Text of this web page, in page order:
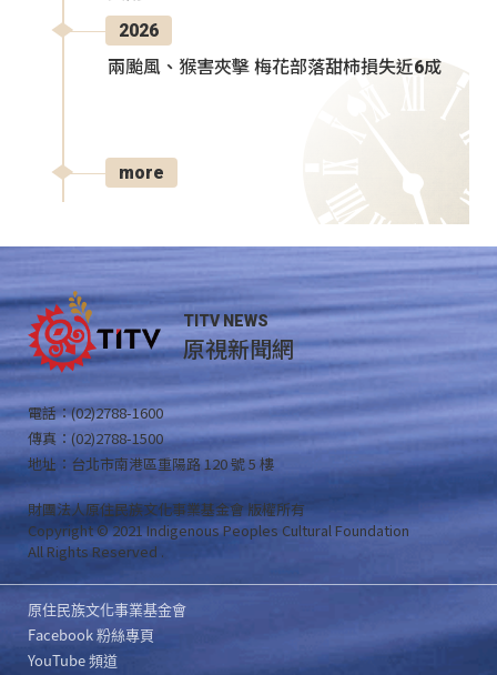
2026
兩颱風、猴害夾擊 梅花部落甜柿損失近6成
more
TITV NEWS
原視新聞網
電話：(02)2788-1600
傳真：(02)2788-1500
地址：台北市南港區重陽路 120 號 5 樓
財團法人原住民族文化事業基金會 版權所有
Copyright © 2021 Indigenous Peoples Cultural Foundation
All Rights Reserved .
原住民族文化事業基金會
Facebook 粉絲專頁
YouTube 頻道